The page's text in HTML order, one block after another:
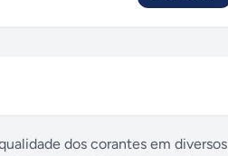
dos corantes em diversos